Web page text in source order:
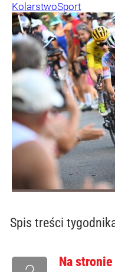
KolarstwoSport
Spis treści
Na